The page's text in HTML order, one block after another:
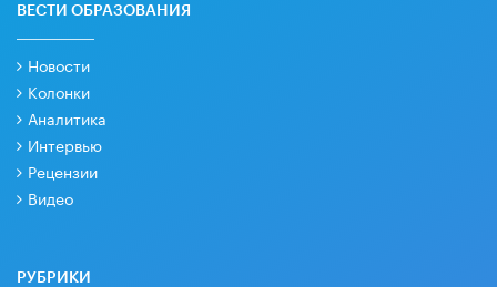
ВЕСТИ ОБРАЗОВАНИЯ
Новости
Колонки
Аналитика
Интервью
Рецензии
Видео
РУБРИКИ